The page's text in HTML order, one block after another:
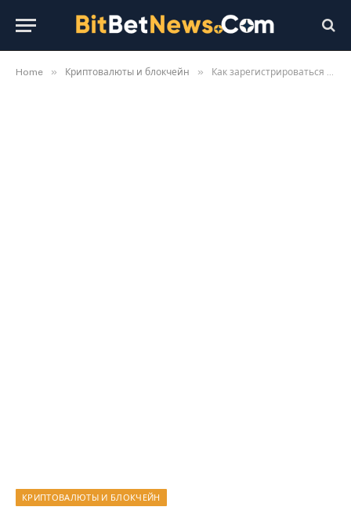
Home » Криптовалюты и блокчейн » Как зарегистрироваться на Bybit в 2026 году: пошаговая инструкция
КРИПТОВАЛЮТЫ И БЛОКЧЕЙН